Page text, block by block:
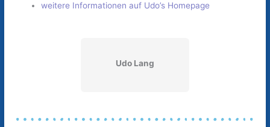
weitere Informationen auf Udo’s Homepage
Udo Lang